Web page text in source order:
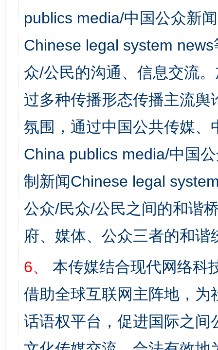
publics media/中国公众新
Chinese legal system
众/公民的沟通、信息交流
过多种传播形态传播主流
氛围，通过中国公共传媒
China publics media/中国
制新闻Chinese legal
公众/民众/公民之间的和谐
府、媒体、公众三者的和谐
6、
本传媒结合现代网络科
借助全球互联网主阵地，
话语权平台，促进国际之